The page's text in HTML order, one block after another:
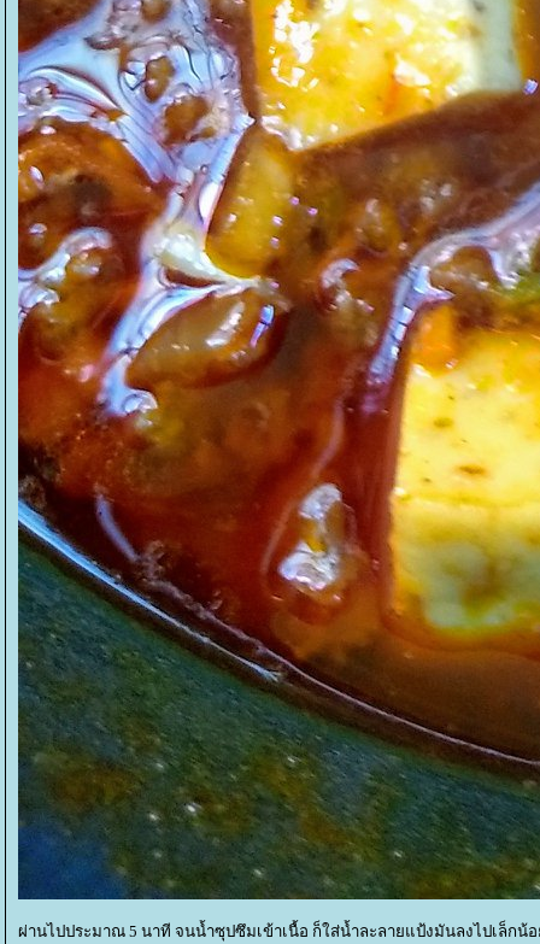
ผ่านไปประมาณ 5 นาที จนน้ำซุปซึมเข้าเนื้อ ก็ใส่น้ำละลายแป้งมันลงไปเล็